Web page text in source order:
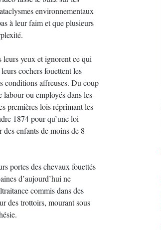
environnementaux
à leur faim et que plusieurs
leurs yeux et ignorent ce qui
cochers fouettent les
conditions affreuses. Du coup
ou employés dans les
premières lois réprimant les
1874 pour qu’une loi
enfants de moins de 8
portes des chevaux fouettés
d’aujourd’hui ne
commis dans des
des trottoirs, mourant sous